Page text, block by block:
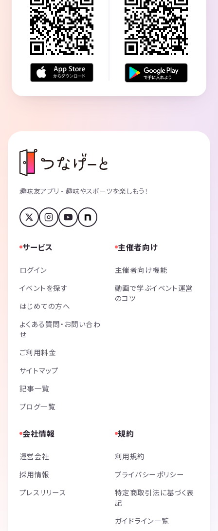
趣味友アプリ - 趣味やスポーツを楽しもう！
サービス
ログイン
イベントを探す
はじめての方へ
よくある質問・お問い合わ
せ
ご利用料金
サイトマップ
記事一覧
ブログ一覧
主催者向け
主催者向け機能
動画で学ぶイベント運営
のコツ
会社情報
運営会社
採用情報
プレスリリース
規約
利用規約
プライバシーポリシー
特定商取引法に基づく表
記
ガイドライン一覧